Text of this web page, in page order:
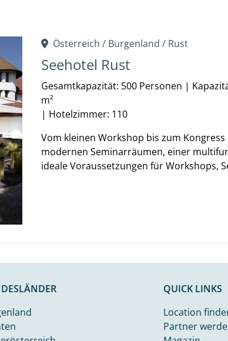
Österreich / Burgenland / Rust
Seehotel Rust
Gesamtkapazität: 500 Personen |
m²
| Hotelzimmer: 110
Vom kleinen Workshop bis zum
modernen Seminarräumen, einer
ideale Voraussetzungen für Workshops,
QUICK LINKS
Location
Partner